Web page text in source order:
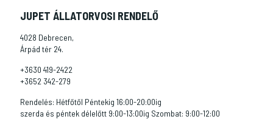
JUPET ÁLLATORVOSI RENDELŐ
4028 Debrecen,
Árpád tér 24.
+3630 419-2422
+3652 342-279
Rendelés: Hétfőtől Péntekig 16:00-20:00ig
szerda és péntek délelőtt 9:00-13:00ig Szombat: 9:00-12:00